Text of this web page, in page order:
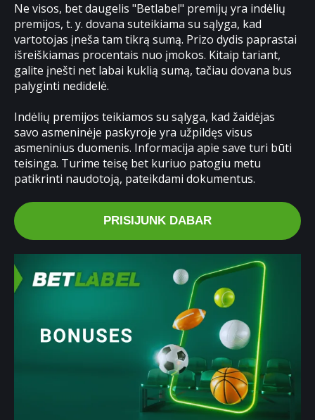
Ne visos, bet daugelis "Betlabel" premijų yra indėlių
premijos, t. y. dovana suteikiama su sąlyga, kad
vartotojas įneša tam tikrą sumą. Prizo dydis paprastai
išreiškiamas procentais nuo įmokos. Kitaip tariant,
galite įnešti net labai kuklią sumą, tačiau dovana bus
palyginti nedidelė.
Indėlių premijos teikiamos su sąlyga, kad žaidėjas
savo asmeninėje paskyroje yra užpildęs visus
asmeninius duomenis. Informacija apie save turi būti
teisinga. Turime teisę bet kuriuo patogiu metu
patikrinti naudotoją, pateikdami dokumentus.
PRISIJUNK DABAR